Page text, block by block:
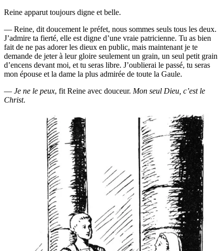
Reine appa­rut tou­jours digne et belle.
— Reine, dit dou­ce­ment le pré­fet, nous sommes seuls tous les deux.
J’ad­mire ta fier­té, elle est digne d’une vraie patri­cienne. Tu as bien
fait de ne pas ado­rer les dieux en public, mais main­te­nant je te
demande de jeter à leur gloire seule­ment un grain, un seul petit grain
d’en­cens devant moi, et tu seras libre. J’ou­blie­rai le pas­sé, tu seras
mon épouse et la dame la plus admi­rée de toute la Gaule.
— Je ne le peux, fit Reine avec dou­ceur. Mon seul Dieu, c’est le
Christ.